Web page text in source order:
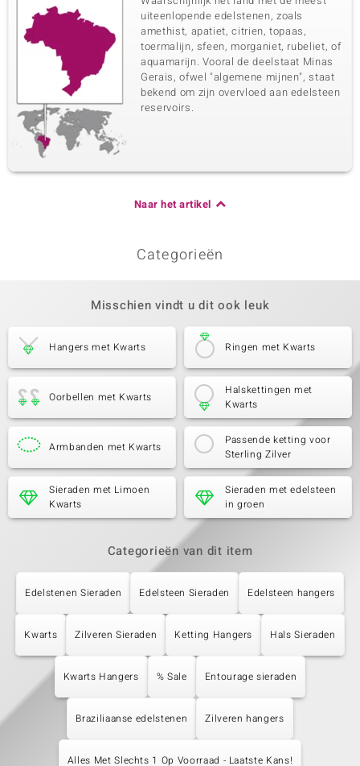
uiteenlopende edelstenen, zoals
amethist, apatiet, citrien, topaas,
toermalijn, sfeen, morganiet, rubeliet, of
aquamarijn. Vooral de deelstaat Minas
Gerais, ofwel "algemene mijnen", staat
bekend om zijn overvloed aan edelsteen
reservoirs.
Naar het artikel
Categorieën
Misschien vindt u dit ook leuk
Hangers met Kwarts Ringen met Kwarts
Oorbellen met Kwarts
Halskettingen met
Kwarts
Armbanden met Kwarts
Passende ketting voor
Sterling Zilver
Sieraden met Limoen
Kwarts
Sieraden met edelsteen
in groen
Categorieën van dit item
Edelstenen Sieraden Edelsteen Sieraden Edelsteen hangers
Kwarts Zilveren Sieraden Ketting Hangers Hals Sieraden
Kwarts Hangers % Sale Entourage sieraden
Braziliaanse edelstenen Zilveren hangers
Alles Met Slechts 1 Op Voorraad - Laatste Kans!